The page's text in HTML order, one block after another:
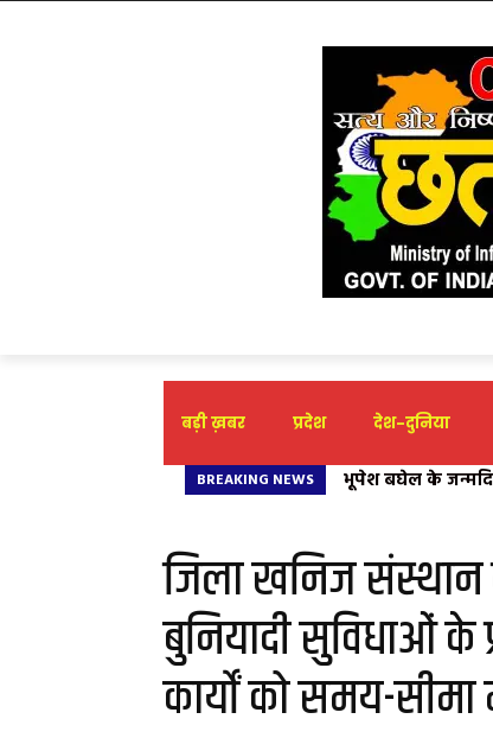
बड़ी ख़बर प्रदेश देश-दुनिया
BREAKING NEWS ज्ञानेश्वरी यादव ने
जिला खनिज संस्थान
बुनियादी सुविधाओं के
कार्यों को समय-